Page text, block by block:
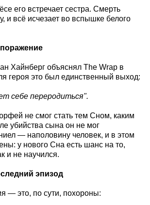
его встречает сестра. Смерть
и всё исчезает во вспышке белого
Хайнберг объяснял The Wrap в
героя это был единственный выход:
себе переродиться".
не смог стать тем Сном, каким
убийства сына он не мог
— наполовину человек, и в этом
у нового Сна есть шанс на то,
и не научился.
эпизод
— это, по сути, похороны: